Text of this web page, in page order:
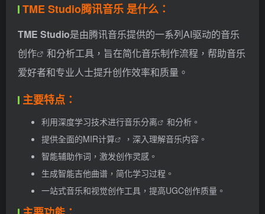
TME Studio腾讯音乐 是什么：
TME Studio是由腾讯音乐提供的一系列AI驱动的音乐
创作
和分析工具，旨在简化音乐制作流程，帮助音乐
爱好者和专业人士提升创作效率和质量。
主要特点：
利用深度学习技术进行音乐分离
和分析。
提供全面的MIR计算
，深入理解音乐内容。
智能辅助作词，激发创作灵感。
生成智能吉他曲谱，简化学习过程。
一站式音乐和视觉创作工具，提高UGC创作质量。